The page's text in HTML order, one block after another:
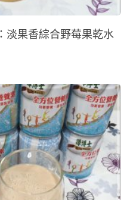
果香綜合野莓果乾水